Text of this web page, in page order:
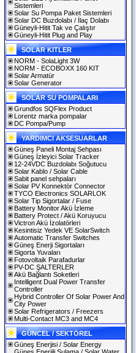
Sistemleri
Solar Su Pompa Paket Sistemleri
Solar DC Buzdolabı / İlaç Dolabı
Güneyli-Hitit Tak ve Çalıştır
Güneyli-Hitit Plug and Play
SOLAR KITLER
NORM - SolaLight 3W
NORM - ECOBOXX 160 KIT
Solar Armatür
Solar Generator
SOLAR SU POMPALARI
Grundfos SQFlex Product
Lorentz marka pompalar
DC Pompa/Pump
YARDIMCI AKSESUARLAR
Güneş Paneli Montaj Sehpası
Güneş İzleyici Solar Tracker
12-24VDC Buzdolabı Soğutucu
Solar Kablo / Solar Cable
Sabit panel sehpaları
Solar PV Konnektör Connector
TYCO Electronics SOLARLOK
Solar Tip Sigortalar / Fuse
Battery Monitor Akü İzleme
Battery Protect / Akü Koruyucu
Victron Akü İzolatörleri
Kesintisiz Yedek VE SolarSwitch
Automatic Transfer Switches
Güneş Enerji Sigortaları
Sigorta Yuvaları
Fotovoltaik Parafadurlar
PV-DC ŞALTERLER
Akü Bağlantı Soketleri
Intelligent Dual Power Transfer
Controller
Hybrid Controller Of Solar Power And
City Power
Solar Refrigerators / Freezers
Multi-Contact MC3 and MC4
GÜNCEL / SEKTÖREL
Güneş Enerjisi / Solar Energy